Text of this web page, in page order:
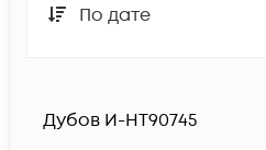
По дате
Дубов И-HT90745